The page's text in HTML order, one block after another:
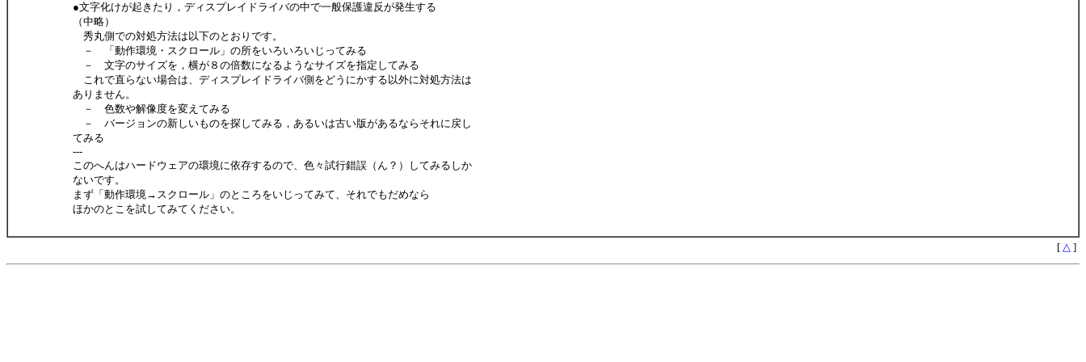
●文字化けが起きたり，ディスプレイドライバの中で一般保護違反が発生する
（中略）
秀丸側での対処方法は以下のとおりです。
－ 「動作環境・スクロール」の所をいろいろいじってみる
－ 文字のサイズを，横が８の倍数になるようなサイズを指定してみる
これで直らない場合は、ディスプレイドライバ側をどうにかする以外に対処方法は
ありません。
－ 色数や解像度を変えてみる
－ バージョンの新しいものを探してみる，あるいは古い版があるならそれに戻し
てみる
---
このへんはハードウェアの環境に依存するので、色々試行錯誤（ん？）してみるしか
ないです。
まず「動作環境→スクロール」のところをいじってみて、それでもだめなら
ほかのとこを試してみてください。
[ △ ]